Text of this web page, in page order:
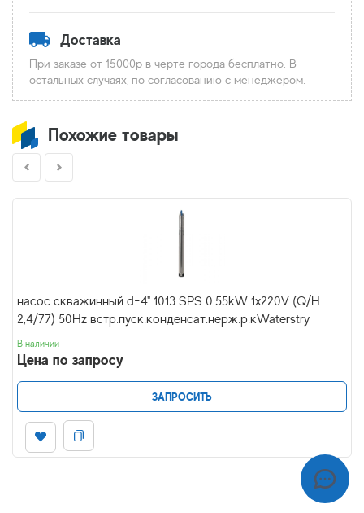
Доставка
При заказе от 15000р в черте города бесплатно. В
остальных случаях, по согласованию с менеджером.
Похожие товары
насос скважинный d-4" 1013 SPS 0.55kW 1x220V (Q/H
2,4/77) 50Hz встр.пуск.конденсат.нерж.р.кWaterstry
В наличии
Цена по запросу
ЗАПРОСИТЬ